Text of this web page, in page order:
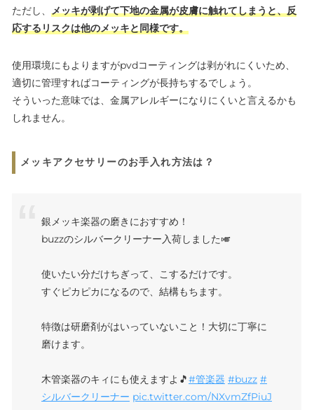
ただし、 メッキが剥げて下地の金属が皮膚に触れてしまうと、反
応するリスクは他のメッキと同様です。
使用環境にもよりますがpvdコーティングは剥がれにくいため、
適切に管理すればコーティングが長持ちするでしょう。
そういった意味では、金属アレルギーになりにくいと言えるかも
しれません。
メッキアクセサリーのお手入れ方法は？
銀メッキ楽器の磨きにおすすめ！
buzzのシルバークリーナー入荷しました🎺
使いたい分だけちぎって、こするだけです。
すぐピカピカになるので、結構もちます。
特徴は研磨剤がはいっていないこと！大切に丁寧に
磨けます。
木管楽器のキィにも使えますよ🎵#管楽器 #buzz #
シルバークリーナー pic.twitter.com/NXvmZfPiuJ